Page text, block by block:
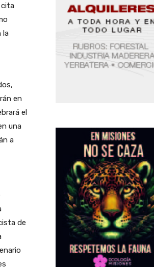
cita
la
en
el
una
a
de